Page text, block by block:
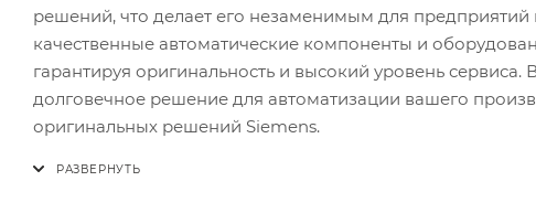
решений, что делает его незаменимым для
качественные автоматические компоненты и
гарантируя оригинальность и высокий уровень
долговечное решение для автоматизации вашего
оригинальных решений Siemens.